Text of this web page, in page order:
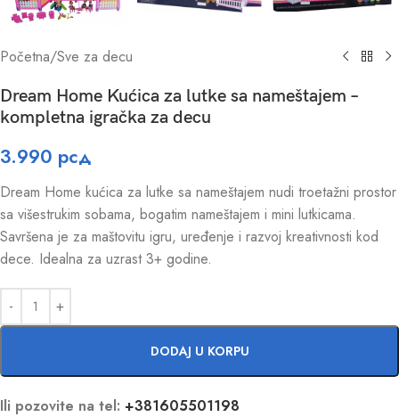
Početna/Sve za decu
Dream Home Kućica za lutke sa nameštajem –
kompletna igračka za decu
3.990 рсд
Dream Home kućica za lutke sa nameštajem nudi troetažni prostor
sa višestrukim sobama, bogatim nameštajem i mini lutkicama.
Savršena je za maštovitu igru, uređenje i razvoj kreativnosti kod
dece. Idealna za uzrast 3+ godine.
DODAJ U KORPU
Ili pozovite na tel: +381605501198